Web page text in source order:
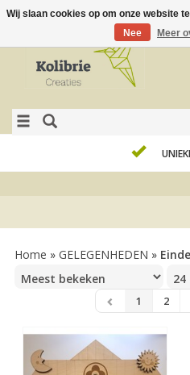
Home » GELEGENHEDEN »
1 2
Wij slaan cookies op om onze website
Nee
Meer